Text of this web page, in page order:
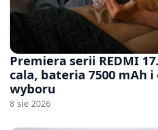
Premiera serii REDMI
cala, bateria 7500 mAh i
wyboru
8 sie 2026